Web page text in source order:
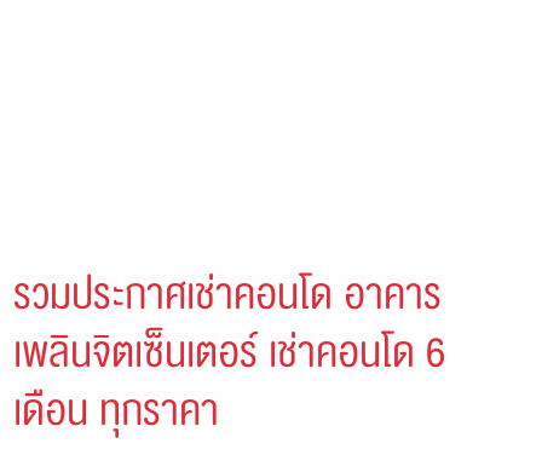
รวมประกาศเช่าคอนโด อาคาร
เพลินจิตเซ็นเตอร์ เช่าคอนโด 6
เดือน ทุกราคา